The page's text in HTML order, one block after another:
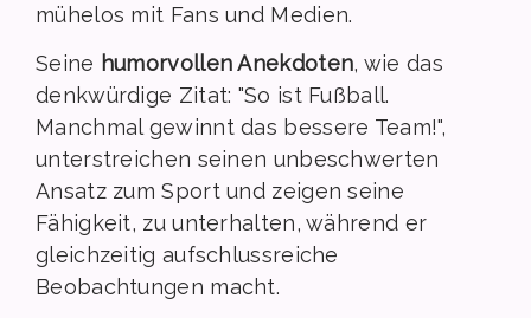
mühelos mit Fans und Medien.
Seine humorvollen Anekdoten, wie das
denkwürdige Zitat: "So ist Fußball.
Manchmal gewinnt das bessere Team!",
unterstreichen seinen unbeschwerten
Ansatz zum Sport und zeigen seine
Fähigkeit, zu unterhalten, während er
gleichzeitig aufschlussreiche
Beobachtungen macht.